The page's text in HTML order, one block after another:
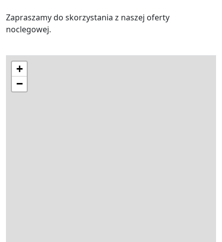
Zapraszamy do skorzystania z naszej oferty
noclegowej.
+
−